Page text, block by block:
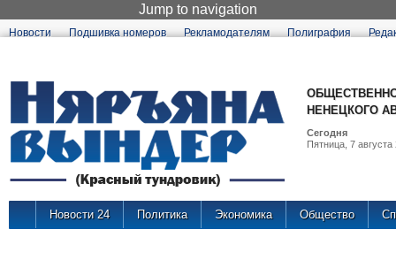
Jump to navigation
Новости Подшивка номеров Рекламодателям Полиграфия
НЕНЕЦКОГО
Сегодня
Пятница, 7 августа
Новости 24 Политика Экономика Общество